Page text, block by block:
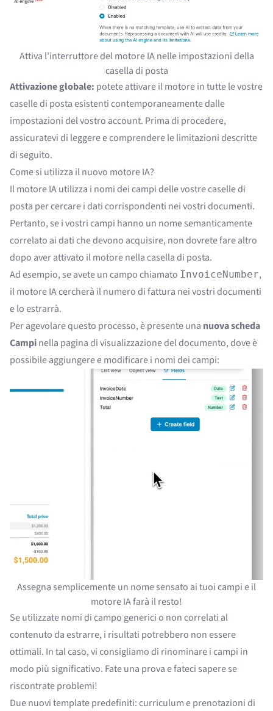
Attiva l'interruttore del motore IA nelle impostazioni della
casella di posta
Attivazione globale: potete attivare il motore in tutte le vostre
caselle di posta esistenti contemporaneamente dalle
impostazioni del vostro account. Prima di procedere,
assicuratevi di leggere e comprendere le limitazioni descritte
di seguito.
Come si utilizza il nuovo motore IA?
Il motore IA utilizza i nomi dei campi delle vostre caselle di
posta per cercare i dati corrispondenti nei vostri documenti.
Pertanto, se i vostri campi hanno un nome semanticamente
correlato ai dati che devono acquisire, non dovrete fare altro
dopo aver attivato il motore nella casella di posta.
Ad esempio, se avete un campo chiamato InvoiceNumber,
il motore IA cercherà il numero di fattura nei vostri documenti
e lo estrarrà.
Per agevolare questo processo, è presente una nuova scheda
Campinella pagina di visualizzazione del documento, dove è
possibile aggiungere e modificare i nomi dei campi:
Assegna semplicemente un nome sensato ai tuoi campi e il
motore IA farà il resto!
Se utilizzate nomi di campo generici o non correlati al
contenuto da estrarre, i risultati potrebbero non essere
ottimali. In tal caso, vi consigliamo di rinominare i campi in
modo più significativo. Fate una prova e fateci sapere se
riscontrate problemi!
Due nuovi template predefiniti: curriculum e prenotazioni di